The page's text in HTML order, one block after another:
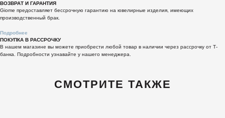
ВОЗВРАТ И ГАРАНТИЯ
Giome предоставляет бессрочную гарантию на ювелирные изделия, имеющих
производственный брак.
Подробнее
ПОКУПКА В РАССРОЧКУ
В нашем магазине вы можете приобрести любой товар в наличии через рассрочку от Т-
банка. Подробности узнавайте у нашего менеджера.
СМОТРИТЕ ТАКЖЕ